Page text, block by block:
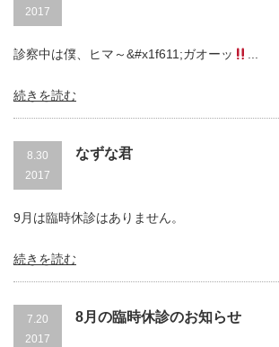
2017
診察中は僕、ヒマ～&#x1f611;ガオーッ
続きを読む
8.30
2017
なずな君
9月は臨時休診はありません。
続きを読む
7.20
2017
8月の臨時休診のお知らせ